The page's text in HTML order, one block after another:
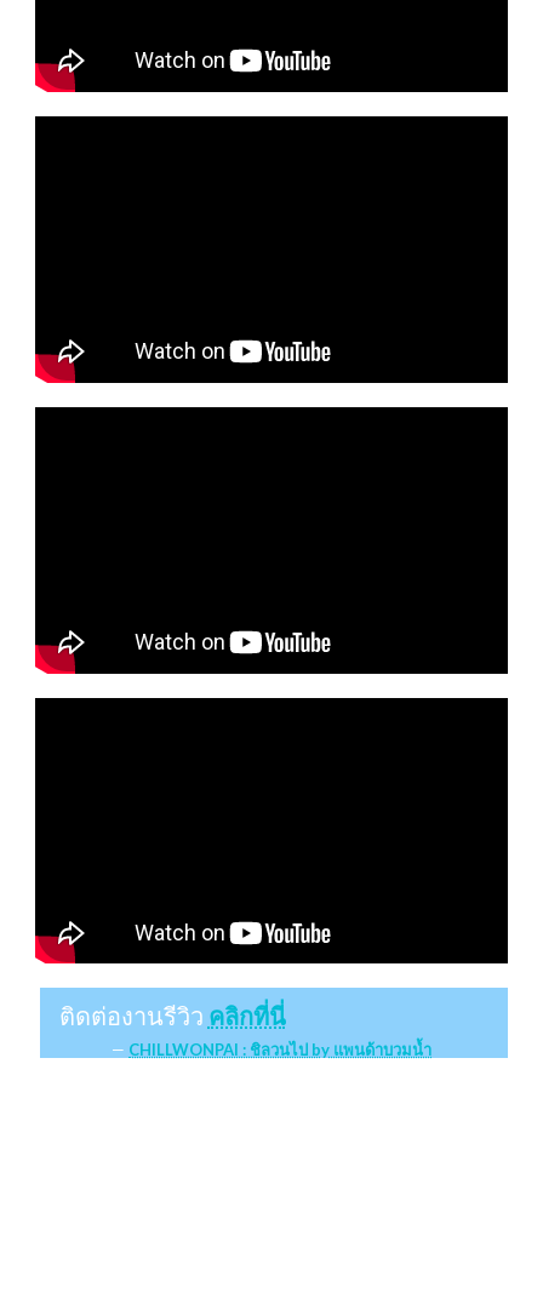
ติดต่องานรีวิว คลิกที่นี่
CHILLWONPAI : ชิลวนไป by แพนด้าบวมน้ำ